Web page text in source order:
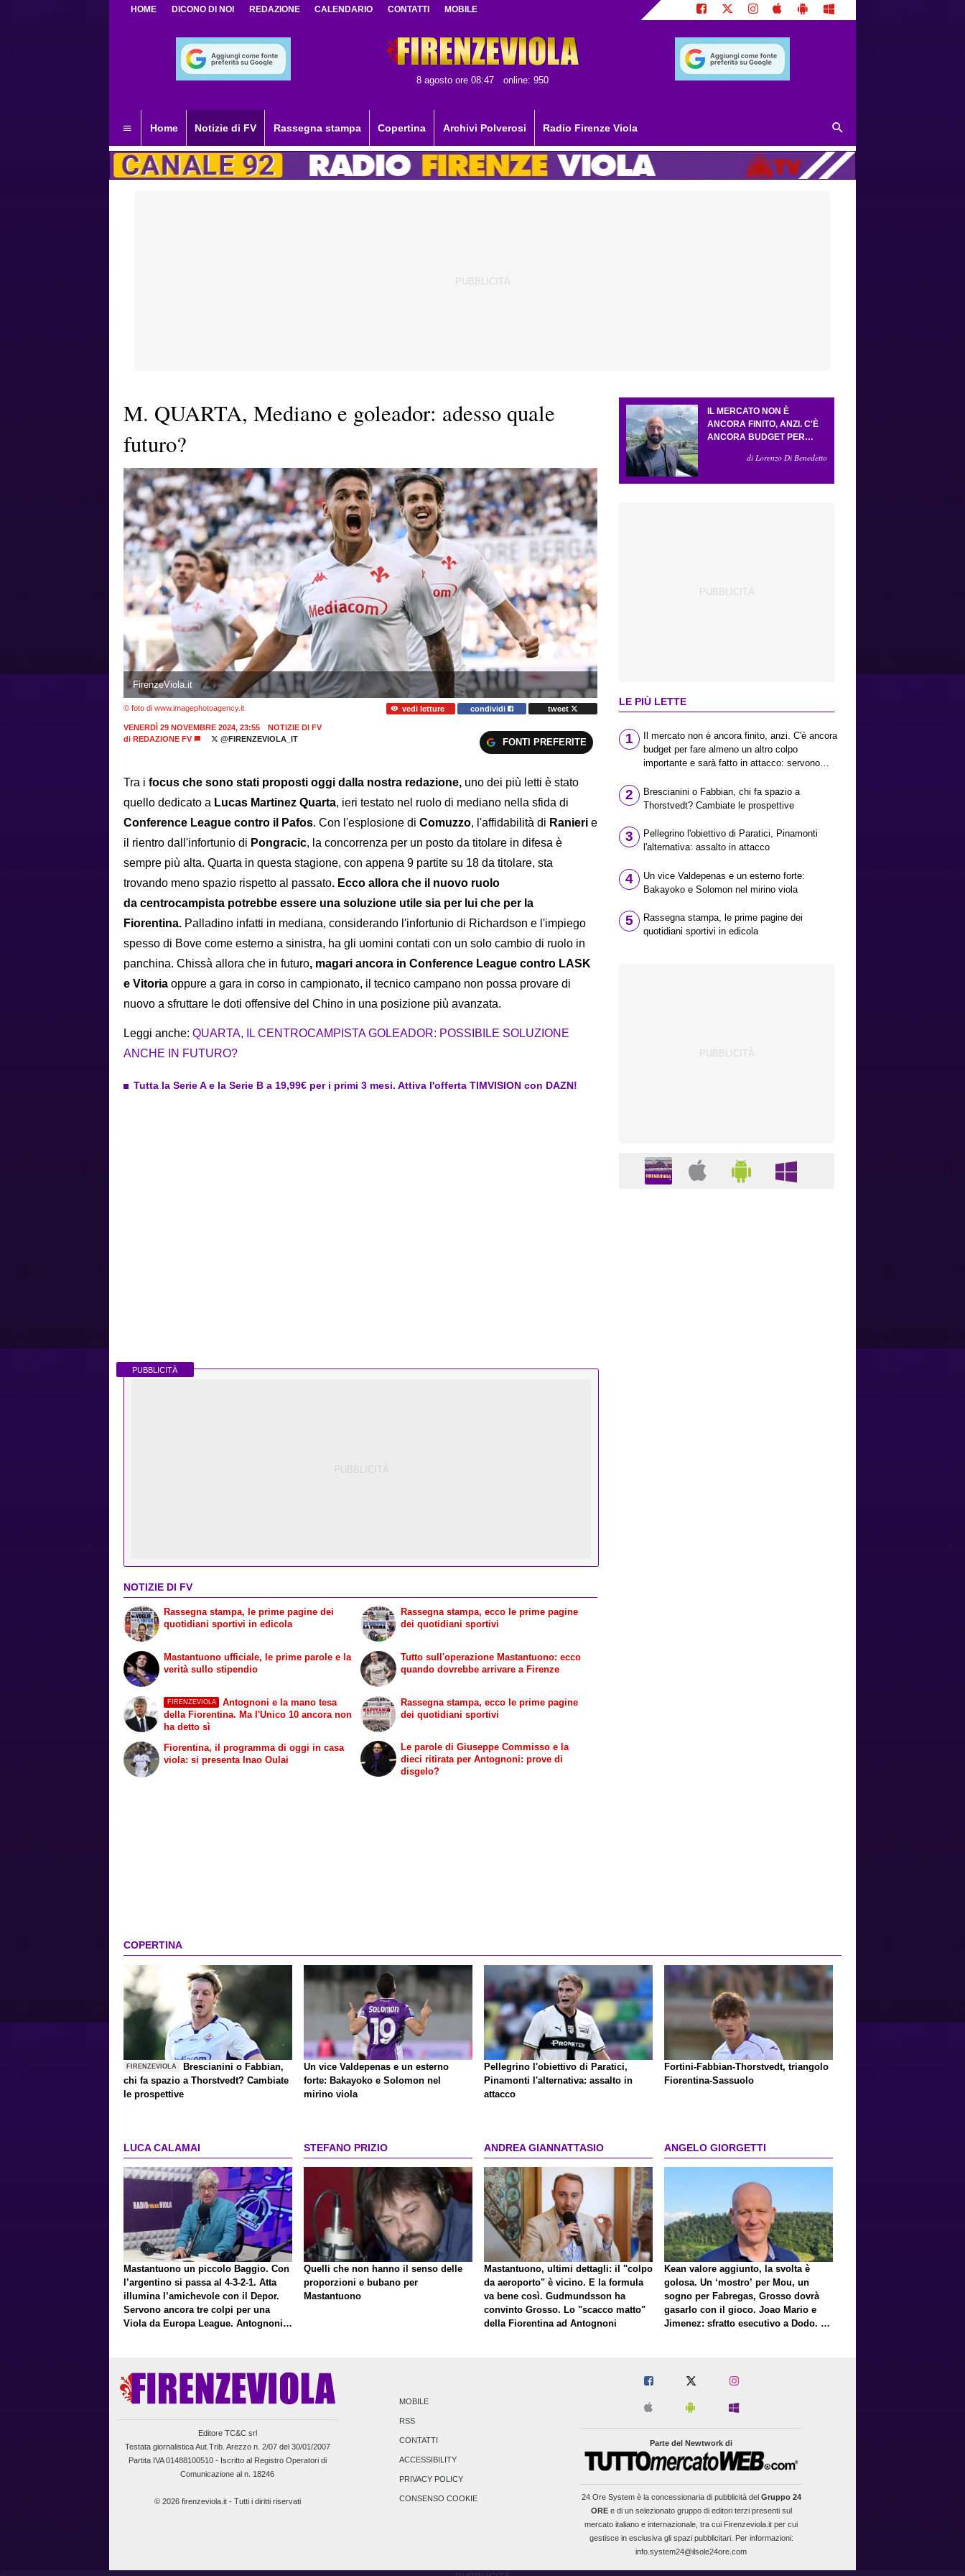
HOME DICONO DI NOI REDAZIONE CALENDARIO CONTATTI MOBILE
8 agosto ore 08:47 online: 950
Home Notizie di FV Rassegna stampa Copertina Archivi Polverosi Radio Firenze Viola
M. QUARTA, Mediano e goleador: adesso quale
futuro?
FirenzeViola.it
© foto di www.imagephotoagency.it vedi letture condividi tweet
VENERDÌ 29 NOVEMBRE 2024, 23:55
NOTIZIE DI FV
di REDAZIONE FV @FIRENZEVIOLA_IT FONTI PREFERITE
Tra i focus che sono stati proposti oggi dalla nostra redazione, uno dei più letti è stato
quello dedicato a Lucas Martinez Quarta, ieri testato nel ruolo di mediano nella sfida di
Conference League contro il Pafos. Con l'esplosione di Comuzzo, l'affidabilità di Ranieri e
il rientro dall'infortunio di Pongracic, la concorrenza per un posto da titolare in difesa è
sempre più alta. Quarta in questa stagione, con appena 9 partite su 18 da titolare, sta
trovando meno spazio rispetto al passato. Ecco allora che il nuovo ruolo
da centrocampista potrebbe essere una soluzione utile sia per lui che per la
Fiorentina. Palladino infatti in mediana, considerando l'infortunio di Richardson e l'impiego
spesso di Bove come esterno a sinistra, ha gli uomini contati con un solo cambio di ruolo in
panchina. Chissà allora che in futuro, magari ancora in Conference League contro LASK
e Vitoria oppure a gara in corso in campionato, il tecnico campano non possa provare di
nuovo a sfruttare le doti offensive del Chino in una posizione più avanzata.
Leggi anche: QUARTA, IL CENTROCAMPISTA GOLEADOR: POSSIBILE SOLUZIONE
ANCHE IN FUTURO?
Tutta la Serie A e la Serie B a 19,99€ per i primi 3 mesi. Attiva l'offerta TIMVISION con DAZN!
PUBBLICITÀ
NOTIZIE DI FV
Rassegna stampa, le prime pagine dei
quotidiani sportivi in edicola
Mastantuono ufficiale, le prime parole e la
verità sullo stipendio
Rassegna stampa, ecco le prime pagine
dei quotidiani sportivi
Tutto sull'operazione Mastantuono: ecco
quando dovrebbe arrivare a Firenze
FIRENZEVIOLA
Antognoni e la mano tesa
della Fiorentina. Ma l'Unico 10 ancora non
ha detto sì
Fiorentina, il programma di oggi in casa
viola: si presenta Inao Oulai
Rassegna stampa, ecco le prime pagine
dei quotidiani sportivi
Le parole di Giuseppe Commisso e la
dieci ritirata per Antognoni: prove di
disgelo?
IL MERCATO NON È
ANCORA FINITO, ANZI. C'È
ANCORA BUDGET PER
COLPO IMPORTANTE E
di Lorenzo Di Benedetto
LE PIÙ LETTE
1
Il mercato non è ancora finito, anzi. C'è ancora
budget per fare almeno un altro colpo
importante e sarà fatto in attacco: servono
il Bologna: caccia al giusto incastro
2
Brescianini o Fabbian, chi fa spazio a
Thorstvedt? Cambiate le prospettive
3
Pellegrino l'obiettivo di Paratici, Pinamonti
l'alternativa: assalto in attacco
4
Un vice Valdepenas e un esterno forte:
Bakayoko e Solomon nel mirino viola
5
Rassegna stampa, le prime pagine dei
quotidiani sportivi in edicola
COPERTINA
FIRENZEVIOLA
Brescianini o Fabbian,
chi fa spazio a Thorstvedt? Cambiate
le prospettive
Un vice Valdepenas e un esterno
forte: Bakayoko e Solomon nel
mirino viola
Pellegrino l'obiettivo di Paratici,
Pinamonti l'alternativa: assalto in
attacco
Fortini-Fabbian-Thorstvedt, triangolo
Fiorentina-Sassuolo
LUCA CALAMAI
Mastantuono un piccolo Baggio. Con
l’argentino si passa al 4-3-2-1. Atta
illumina l’amichevole con il Depor.
Servono ancora tre colpi per una
Viola da Europa League. Antognoni,
STEFANO PRIZIO
Quelli che non hanno il senso delle
proporzioni e bubano per
Mastantuono
ANDREA GIANNATTASIO
Mastantuono, ultimi dettagli: il "colpo
da aeroporto" è vicino. E la formula
va bene così. Gudmundsson ha
convinto Grosso. Lo "scacco matto"
della Fiorentina ad Antognoni
ANGELO GIORGETTI
Kean valore aggiunto, la svolta è
golosa. Un ‘mostro’ per Mou, un
sogno per Fabregas, Grosso dovrà
gasarlo con il gioco. Joao Mario e
Jimenez: sfratto esecutivo a Dodo. E
Editore TC&C srl
Testata giornalistica Aut.Trib. Arezzo n. 2/07 del 30/01/2007
Partita IVA 01488100510 - Iscritto al Registro Operatori di
Comunicazione al n. 18246
© 2026 firenzeviola.it - Tutti i diritti riservati
MOBILE
RSS
CONTATTI
ACCESSIBILITY
PRIVACY POLICY
CONSENSO COOKIE
Parte del Newtwork di
24 Ore Systemè la concessionaria di pubblicità del Gruppo 24
OREe di un selezionato gruppo di editori terzi presenti sul
mercato italiano e internazionale, tra cui Firenzeviola.it per cui
gestisce in esclusiva gli spazi pubblicitari. Per informazioni:
info.system24@ilsole24ore.com